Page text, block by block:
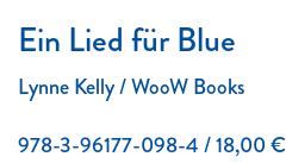
Ein Lied für Blue
Lynne Kelly / WooW Books
978-3-96177-098-4 / 18,00 €